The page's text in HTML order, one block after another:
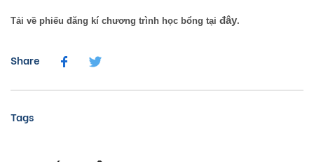
Tải về phiếu đăng kí chương trình học bổng tại đây.
Share
Tags